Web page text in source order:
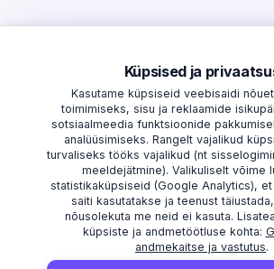
AVASTAMA
Küpsised ja
Kasutame küpsiseid veebisaidi
toimimiseks, sisu ja reklaamide
sotsiaalmeedia funktsioonide
analüüsimiseks. Rangelt vajalikud
turvaliseks tööks vajalikud (nt
meeldejätmine). Valikuliselt võime
statistikaküpsiseid (Google Analytics),
saiti kasutatakse ja teenust
nõusolekuta me neid ei kasuta.
küpsiste ja andmetöötluse kohta:
andmekaitse ja vastutus.